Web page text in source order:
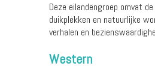
Deze eilandengroep omvat
duikplekken en natuurlijke
verhalen en
Western